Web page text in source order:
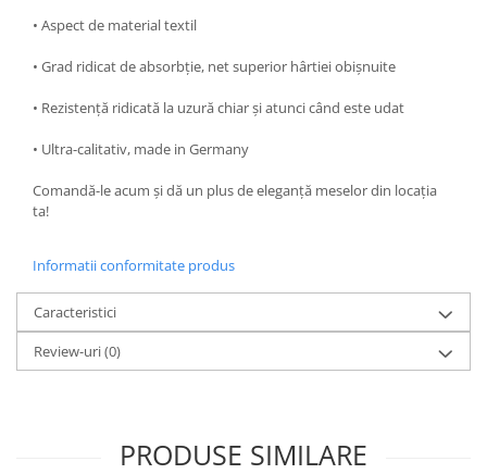
• Aspect de material textil
• Grad ridicat de absorbție, net superior hârtiei obișnuite
• Rezistență ridicată la uzură chiar și atunci când este udat
• Ultra-calitativ, made in Germany
Comandă-le acum și dă un plus de eleganță meselor din locația
ta!
Informatii conformitate produs
Caracteristici
Review-uri(0)
PRODUSE SIMILARE